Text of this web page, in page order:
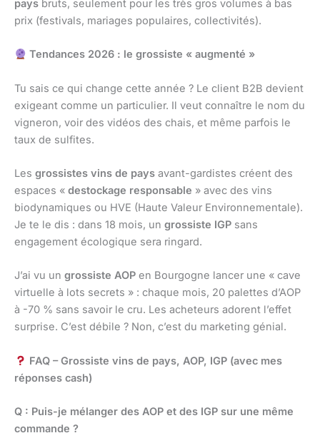
pays bruts, seulement pour les très gros volumes à bas
prix (festivals, mariages populaires, collectivités).
Tendances 2026 : le grossiste « augmenté »
Tu sais ce qui change cette année ? Le client B2B devient
exigeant comme un particulier. Il veut connaître le nom du
vigneron, voir des vidéos des chais, et même parfois le
taux de sulfites.
Les grossistes vins de pays avant-gardistes créent des
espaces « destockage responsable » avec des vins
biodynamiques ou HVE (Haute Valeur Environnementale).
Je te le dis : dans 18 mois, un grossiste IGP sans
engagement écologique sera ringard.
J’ai vu un grossiste AOP en Bourgogne lancer une « cave
virtuelle à lots secrets » : chaque mois, 20 palettes d’AOP
à -70 % sans savoir le cru. Les acheteurs adorent l’effet
surprise. C’est débile ? Non, c’est du marketing génial.
FAQ – Grossiste vins de pays, AOP, IGP (avec mes
réponses cash)
Q : Puis-je mélanger des AOP et des IGP sur une même
commande ?